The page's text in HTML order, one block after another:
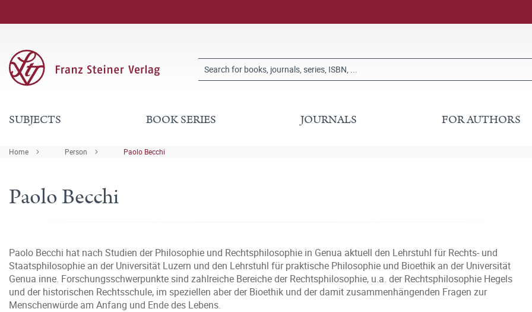
SUBJECTS BOOK SERIES JOURNALS FOR AUTHORS
Home Person Paolo Becchi
Paolo Becchi
Paolo Becchi hat nach Studien der Philosophie und Rechtsphilosophie in Genua aktuell den Lehrstuhl für Rechts- und
Staatsphilosophie an der Universität Luzern und den Lehrstuhl für praktische Philosophie und Bioethik an der Universität
Genua inne. Forschungsschwerpunkte sind zahlreiche Bereiche der Rechtsphilosophie, u.a. der Rechtsphilosophie Hegels
und der historischen Rechtsschule, im speziellen aber der Bioethik und der damit zusammenhängenden Fragen zur
Menschenwürde am Anfang und Ende des Lebens.